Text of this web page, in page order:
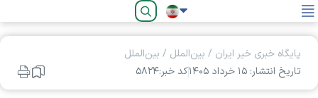
فارسی
پایگاه خبری خیر ایران / بین‌الملل / بین‌الملل
تاریخ انتشار: ۱۵ خرداد ۱۴۰۵
کد خبر:۵۸۲۴